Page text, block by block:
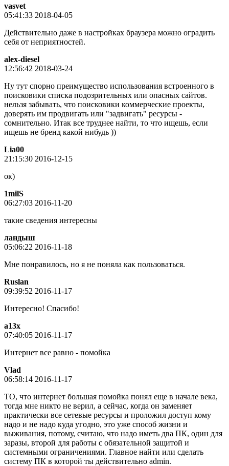
vasvet
05:41:33 2018-04-05
Действительно даже в настройках браузера можно оградить
себя от неприятностей.
alex-diesel
12:56:42 2018-03-24
Ну тут спорно преимущество использования встроенного в
поисковики списка подозрительных или опасных сайтов.
нельзя забывать, что поисковики коммерческие проекты,
доверять им продвигать или "задвигать" ресурсы -
сомнительно. Итак все труднее найти, то что ищешь, если
ищешь не бренд какой нибудь ))
Lia00
21:15:30 2016-12-15
ок)
1milS
06:27:03 2016-11-20
такие сведения интересны
ландыш
05:06:22 2016-11-18
Мне понравилось, но я не поняла как пользоваться.
Ruslan
09:39:52 2016-11-17
Интересно! Спасибо!
a13x
07:40:05 2016-11-17
Интернет все равно - помойка
Vlad
06:58:14 2016-11-17
ТО, что интернет большая помойка понял еще в начале века,
тогда мне никто не верил, а сейчас, когда он заменяет
практически все сетевые ресурсы и проложил доступ кому
надо и не надо куда угодно, это уже способ жизни и
выживания, потому, считаю, что надо иметь два ПК, один для
заразы, второй для работы с обязательной защитой и
системными ограничениями. Главное найти или сделать
систему ПК в которой ты действительно admin.